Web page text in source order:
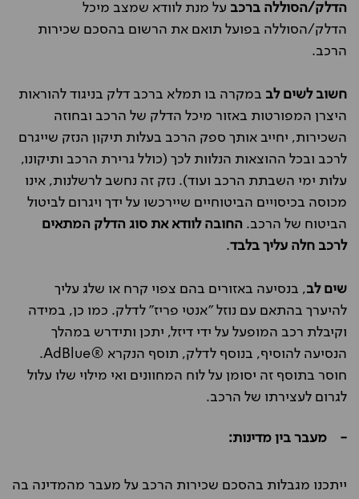
הדלק/הסוללה ברכב על מנת לוודא שמצב מיכל
הדלק/הסוללה בפועל תואם את הרשום בהסכם שכירות
הרכב.
חשוב לשים לב במקרה בו תמלא ברכב דלק בניגוד להוראות
היצרן המפורטות באזור מיכל הדלק של הרכב ובחוזה
השכירות, יחייב אותך ספק הרכב בעלות תיקון הנזק שייגרם
לרכב ובכל ההוצאות הנלוות לכך (כולל גרירת הרכב ותיקונו,
עלות ימי השבתת הרכב ועוד). נזק זה נחשב לרשלנות, אינו
מכוסה בכיסויים הביטוחיים שיירכשו על ידך ויגרום לביטול
הביטוח של הרכב. החובה לוודא את סוג הדלק המתאים
לרכב חלה עליך בלבד.
שים לב, בנסיעה באזורים בהם צפוי קרח או שלג עליך
להיערך בהתאם עם נוזל "אנטי פריז" לדלק. כמו כן, במידה
וקיבלת רכב המופעל על ידי דיזל, יתכן ותידרש במהלך
הנסיעה להוסיף, בנוסף לדלק, תוסף הנקרא ®AdBlue.
חוסר בתוסף זה יסומן על לוח המחוונים ואי מילוי שלו עלול
לגרום לעצירתו של הרכב.
- מעבר בין מדינות:
ייתכנו מגבלות בהסכם שכירות הרכב על מעבר מהמדינה בה